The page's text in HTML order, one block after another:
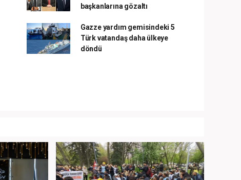
başkanlarına gözaltı
Gazze yardım gemisindeki 5
Türk vatandaş daha ülkeye
döndü